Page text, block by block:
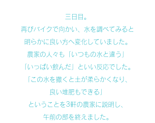
三日目。
再びバイクで向かい、水を調べてみると
明らかに良い方へ変化していました。
農家の人々も「いつもの水と違う」
「いっぱい飲んだ」といい反応でした。
「この水を撒くと土が柔らかくなり、
良い堆肥もできる」
ということを3軒の農家に説明し、
午前の部を終えました。